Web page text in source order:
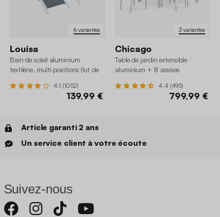
6 variantes
Louisa
Bain de soleil aluminium
textilène, multi positions (lot de
4.1 (1052)
139,99 €
3 variantes
Chicago
Table de jardin extensible
aluminium + 8 assises
4.4 (495)
799,99 €
Article garanti 2 ans
Un service client à votre écoute
Suivez-nous